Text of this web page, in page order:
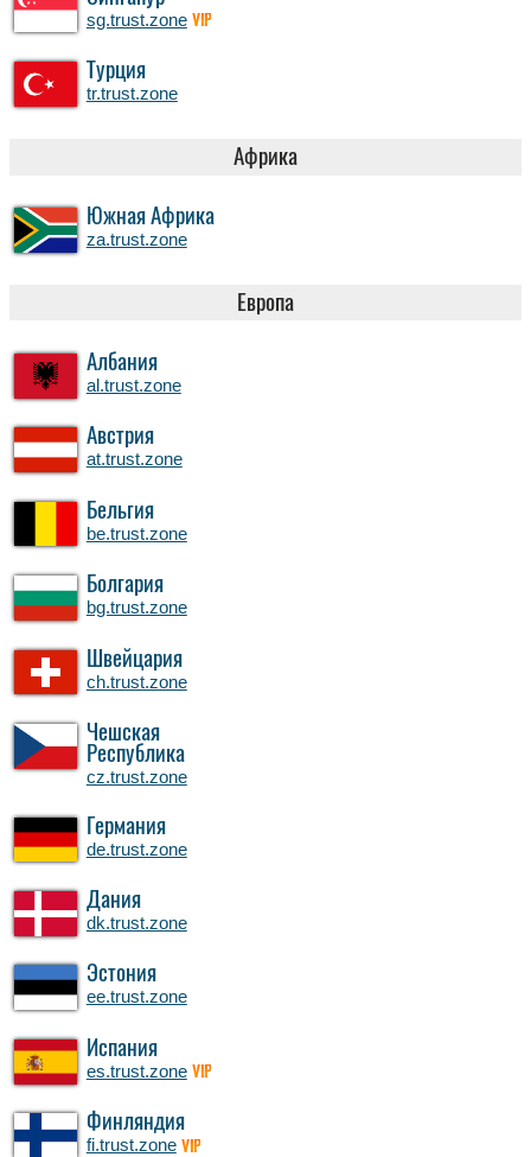
sg.trust.zone VIP
Турция
tr.trust.zone
Африка
Южная Африка
za.trust.zone
Европа
Албания
al.trust.zone
Австрия
at.trust.zone
Бельгия
be.trust.zone
Болгария
bg.trust.zone
Швейцария
ch.trust.zone
Чешская
Республика
cz.trust.zone
Германия
de.trust.zone
Дания
dk.trust.zone
Эстония
ee.trust.zone
Испания
es.trust.zone VIP
Финляндия
fi.trust.zone VIP